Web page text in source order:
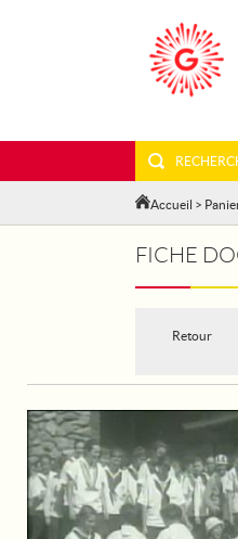
Accueil >
FICHE
Retour